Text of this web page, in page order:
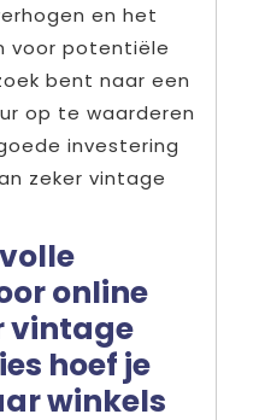
en het
voor potentiële
bent naar een
op te waarderen
investering
zeker vintage
online
vintage
hoef je
winkels